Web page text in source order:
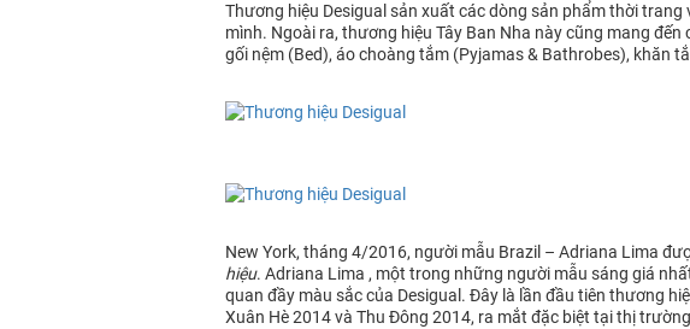
Thương hiệu Desigual sản xuất các dòng sản phẩm thời
mình. Ngoài ra, thương hiệu Tây Ban Nha này cũng mang
gối nệm (Bed), áo choàng tắm (Pyjamas & Bathrobes), khăn
New York, tháng 4/2016, người mẫu Brazil – Adriana Lima
hiệu. Adriana Lima , một trong những người mẫu sáng giá
quan đầy màu sắc của Desigual. Đây là lần đầu tiên thương
Xuân Hè 2014 và Thu Đông 2014, ra mắt đặc biệt tại thị